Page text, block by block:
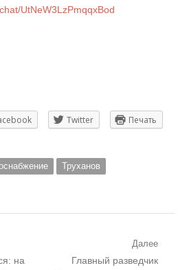
UtNeW3LzPmqqxBod
Twitter Печать
Труханов
на
Далее
Следующий
Главный разведчик